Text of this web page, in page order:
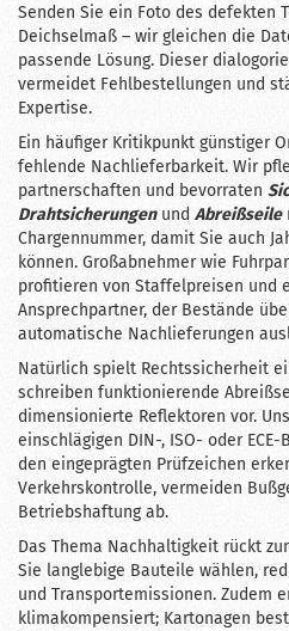
Senden Sie ein Foto des defekten
Deichsel­maß – wir gleichen die
passende Lösung. Dieser
vermeidet Fehlbestellungen und
Expertise.
Ein häufiger Kritikpunkt günstiger
fehlende Nachliefer­barkeit. Wir
partnerschaften und bevorraten
Drahtsicherungenund Abreißseile
Chargennummer, damit Sie auch
können. Großabnehmer wie
profitieren von Staffel­preisen und
Ansprechpartner, der Bestände
automatische Nachlieferungen
Natürlich spielt Rechtssicherheit
schreiben funktionierende
dimensionierte Reflektoren vor.
einschlägigen DIN-, ISO- oder
den eingeprägten Prüfzeichen
Verkehrskontrolle, vermeiden
Betriebshaftung ab.
Das Thema Nachhaltigkeit rückt
Sie langlebige Bauteile wählen,
und Transportemissionen. Zudem
klimakompensiert; Kartonagen